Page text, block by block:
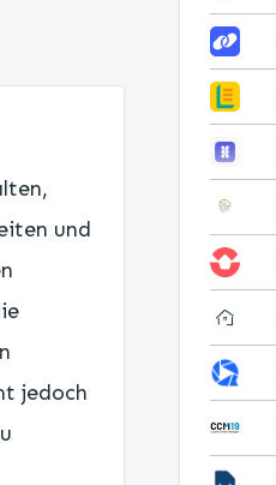
und
jedoch